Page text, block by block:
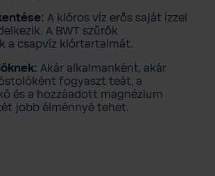
A klóros víz erős saját ízzel
A BWT szűrők
a csapvíz klórtartalmát.
Akár alkalmanként, akár
fogyaszt teát, a
és a hozzáadott magnézium
jobb élménnyé tehet.